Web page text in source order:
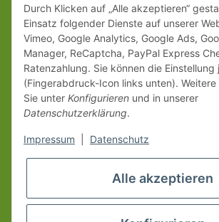
Durch Klicken auf „Alle akzeptieren“
Einsatz folgender Dienste auf unserer
Vimeo, Google Analytics, Google Ads,
Manager, ReCaptcha, PayPal Express
Ratenzahlung. Sie können die
(Fingerabdruck-Icon links unten).
Sie unter Konfigurieren und in unserer
Datenschutzerklärung.
Impressum Datenschutz
Alle akzeptieren